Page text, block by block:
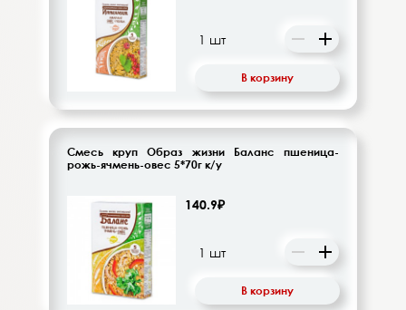
В корзину
Смесь круп Образ жизни Баланс пшеница-
рожь-ячмень-овес 5*70г к/у
140.9₽
В корзину